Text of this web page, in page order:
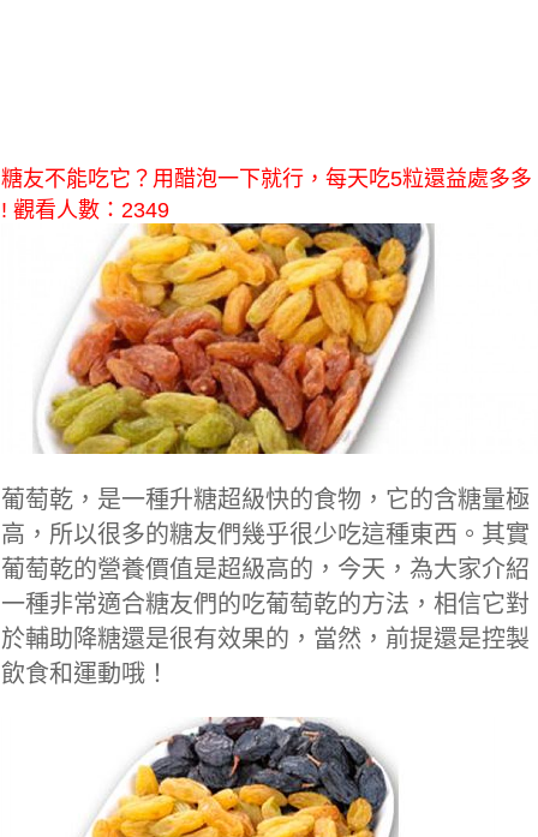
糖友不能吃它？用醋泡一下就行，每天吃5粒還益處多多
! 觀看人數：2349
葡萄乾，是一種升糖超級快的食物，它的含糖量極
高，所以很多的糖友們幾乎很少吃這種東西。其實
葡萄乾的營養價值是超級高的，今天，為大家介紹
一種非常適合糖友們的吃葡萄乾的方法，相信它對
於輔助降糖還是很有效果的，當然，前提還是控製
飲食和運動哦！